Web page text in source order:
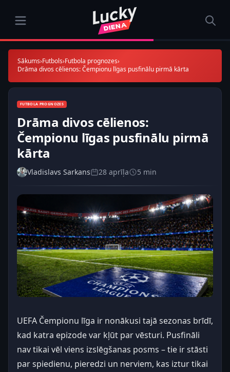
Sākums›Futbols›Futbola prognozes›
Drāma divos cēlienos: Čempionu līgas pusfinālu pirmā kārta
FUTBOLA PROGNOZES
Drāma divos cēlienos:
Čempionu līgas pusfinālu pirmā
kārta
Vladislavs Sarkans 28 aprīļa 5 min
UEFA Čempionu līga ir nonākusi tajā sezonas brīdī,
kad katra epizode var kļūt par vēsturi. Pusfināli
nav tikai vēl viens izslēgšanas posms – tie ir stāsti
par spiedienu, pieredzi un nerviem, kas iztur tikai